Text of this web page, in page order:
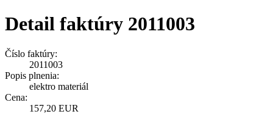
Detail faktúry 2011003
Číslo faktúry:
2011003
Popis plnenia:
elektro materiál
Cena:
157,20 EUR